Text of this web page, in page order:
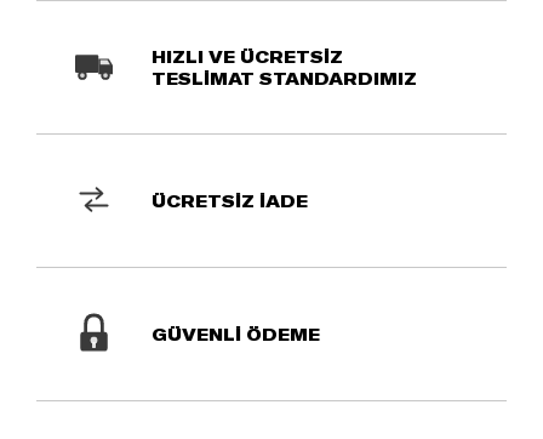
HIZLI VE ÜCRETSİZ
TESLİMAT STANDARDIMIZ
ÜCRETSİZ İADE
GÜVENLİ ÖDEME